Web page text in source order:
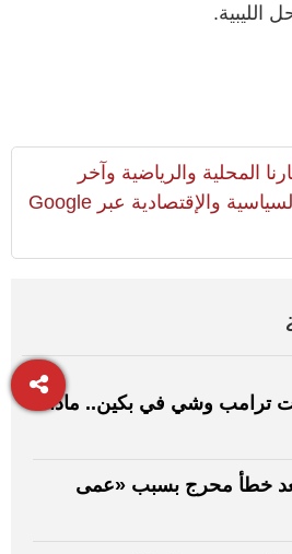
الليبية.
المحلية والرياضية وآخر
المستجدات السياسية والإقتصادية عبر Google
ترامب وشي في بكين.. ماذا
بعد خطأ محرج بسبب «عمى